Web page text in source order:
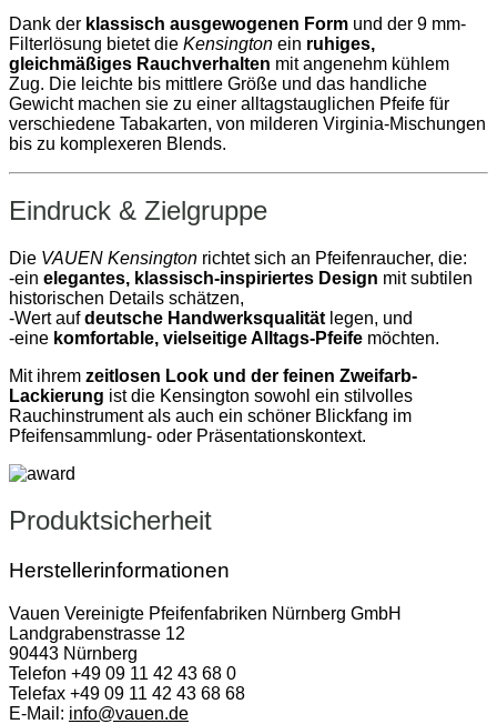
Dank der klassisch ausgewogenen Form und der 9 mm-
Filterlösung bietet die Kensington ein ruhiges,
gleichmäßiges Rauchverhalten mit angenehm kühlem
Zug. Die leichte bis mittlere Größe und das handliche
Gewicht machen sie zu einer alltagstauglichen Pfeife für
verschiedene Tabakarten, von milderen Virginia-Mischungen
bis zu komplexeren Blends.
Eindruck & Zielgruppe
Die VAUEN Kensington richtet sich an Pfeifenraucher, die:
-ein elegantes, klassisch-inspiriertes Design mit subtilen
historischen Details schätzen,
-Wert aufdeutsche Handwerksqualität legen, und
-eine komfortable, vielseitige Alltags-Pfeife möchten.
Mit ihrem zeitlosen Look und der feinen Zweifarb-
Lackierung ist die Kensington sowohl ein stilvolles
Rauchinstrument als auch ein schöner Blickfang im
Pfeifensammlung- oder Präsentationskontext.
Produktsicherheit
Herstellerinformationen
Vauen Vereinigte Pfeifenfabriken Nürnberg GmbH
Landgrabenstrasse 12
90443 Nürnberg
Telefon +49 09 11 42 43 68 0
Telefax +49 09 11 42 43 68 68
E-Mail: info@vauen.de